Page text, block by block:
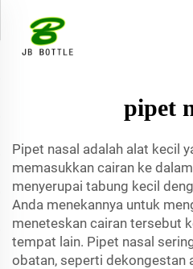
pipet
Pipet nasal adalah alat kecil
memasukkan cairan ke
menyerupai tabung kecil
Anda menekannya untuk
meneteskan cairan tersebut
tempat lain. Pipet nasal
obatan, seperti dekongestan